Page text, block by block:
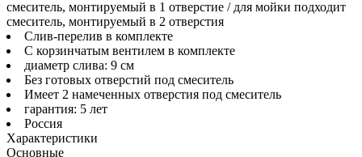
смеситель, монтируемый в 1 отверстие / для мойки подходит
смеситель, монтируемый в 2 отверстия
Слив-перелив в комплекте
С корзинчатым вентилем в комплекте
диаметр слива: 9 см
Без готовых отверстий под смеситель
Имеет 2 намеченных отверстия под смеситель
гарантия: 5 лет
Россия
Характеристики
Основные